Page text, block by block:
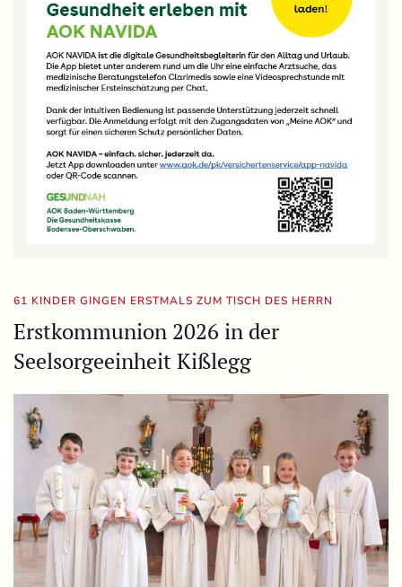
61 KINDER GINGEN ERSTMALS ZUM TISCH DES HERRN
Erstkommunion 2026 in der
Seelsorgeeinheit Kißlegg